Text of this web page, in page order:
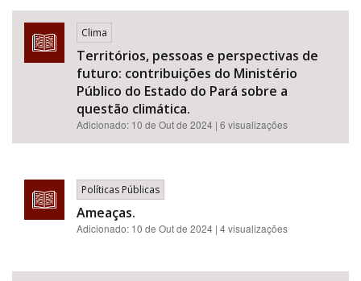
Clima
Territórios, pessoas e perspectivas de
futuro: contribuições do Ministério
Público do Estado do Pará sobre a
questão climática.
Adicionado: 10 de Out de 2024 | 6 visualizações
Políticas Públicas
Ameaças.
Adicionado: 10 de Out de 2024 | 4 visualizações